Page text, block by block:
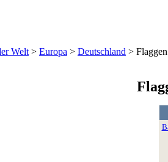
Welt > Europa > Deutschland >